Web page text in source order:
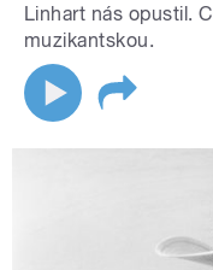
Linhart nás opustil.
muzikantskou.